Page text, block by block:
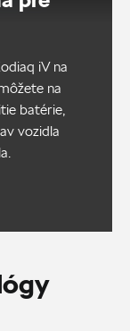
iV na
na
batérie,
vozidla